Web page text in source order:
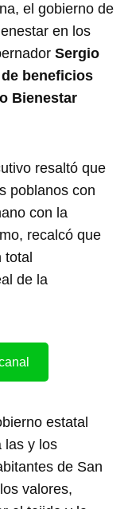
el gobierno de
en los
Sergio
beneficios
Bienestar
resaltó que
poblanos con
con la
recalcó que
de la
estatal
las y los
de San
valores,